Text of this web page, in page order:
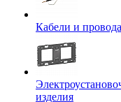
Кабели и провода
изделия